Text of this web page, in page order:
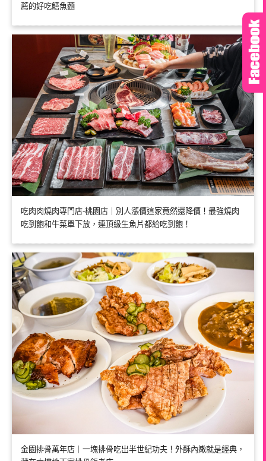
薦的好吃鱔魚麵
吃肉肉燒肉専門店-桃園店｜別人漲價這家竟然還降價！最強燒肉
吃到飽和牛菜單下放，連頂級生魚片都給吃到飽！
金園排骨萬年店｜一塊排骨吃出半世紀功夫！外酥內嫩就是經典，